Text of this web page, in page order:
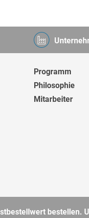
Programm
Philosophie
Mitarbeiter
bestellen.